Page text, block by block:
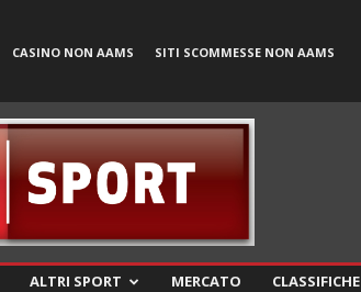
CASINO NON AAMS SITI SCOMMESSE NON AAMS
ALTRI SPORT MERCATO
CLASSIFICHE